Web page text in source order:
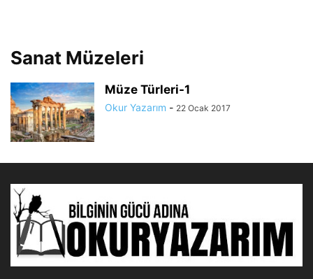
Sanat Müzeleri
Müze Türleri-1
Okur Yazarım - 22 Ocak 2017